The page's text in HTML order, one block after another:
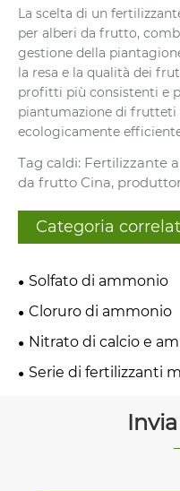
La scelta di un
per alberi da frutto,
gestione della
la resa e la qualità dei
profitti più consistenti e
piantumazione di frutteti
ecologicamente
Tag caldi: Fertilizzante
da frutto Cina,
Categoria
Solfato di ammonio
Cloruro di ammonio
Nitrato di calcio e
Serie di fertilizzanti